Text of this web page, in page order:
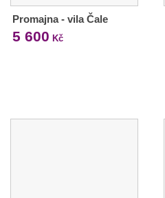
Promajna - vila Čale
5 600 Kč